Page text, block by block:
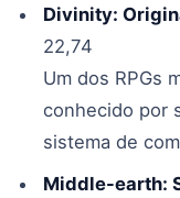
Divinity:
22,74
Um dos RPGs
conhecido por
sistema de
Middle-earth: